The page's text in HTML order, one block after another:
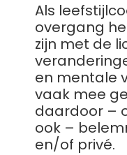
Als
overgang
zijn met de
en mentale
vaak mee
daardoor –
ook –
en/of privé.